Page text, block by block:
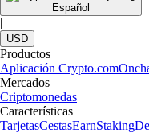
Español
|
USD
Productos
Aplicación Crypto.com
Mercados
Criptomonedas
Características
TarjetasCestasEarnStaking